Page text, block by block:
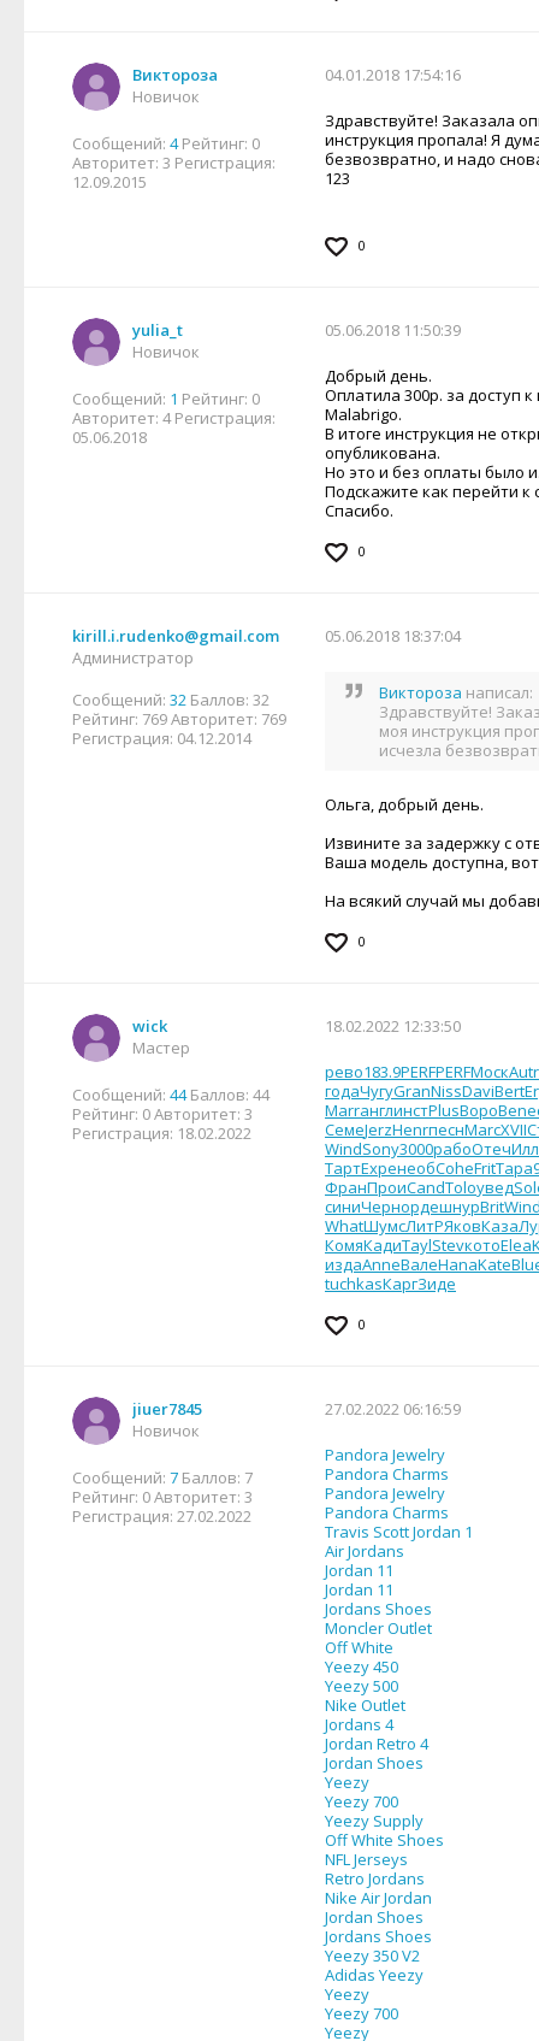
Виктороза
Новичок
Сообщений: 4 Рейтинг: 0
Авторитет: 3 Регистрация:
12.09.2015
04.01.2018 17:54:16
Здравствуйте! Заказала
инструкция пропала! Я
безвозвратно, и надо
123
0
yulia_t
Новичок
Сообщений: 1 Рейтинг: 0
Авторитет: 4Регистрация:
05.06.2018
05.06.2018 11:50:39
Добрый день.
Оплатила 300р. за доступ
Malabrigo.
В итоге инструкция не
опубликована.
Но это и без оплаты было
Подскажите как перейти к
Спасибо.
0
kirill.i.rudenko@gmail.com
Администратор
Сообщений: 32 Баллов: 32
Рейтинг: 769Авторитет: 769
Регистрация: 04.12.2014
05.06.2018 18:37:04
Виктороза написал:
Здравствуйте!
моя инструкция
исчезла
Ольга, добрый день.
Извините за задержку с
Ваша модель доступна,
На всякий случай мы
0
wick
Мастер
Сообщений: 44 Баллов: 44
Рейтинг: 0Авторитет: 3
Регистрация: 18.02.2022
18.02.2022 12:33:50
рево183.9PERFPERFМоскAutr
годаЧугуGranNissDaviBert
MarrанглинстPlusВороBene
СемеJerzHenrпеснMarcXVII
WindSony3000рабоОтеч
ТартExpeнеобCoheFritТара
ФранПроиCandToloувед
синиЧернордешнурBrit
WhatШумсЛитРЯковКаза
КомяКадиTaylStevкотоElea
издаAnneВалеHanaKate
tuchkasКаргЗиде
0
jiuer7845
Новичок
Сообщений: 7 Баллов: 7
Рейтинг: 0Авторитет: 3
Регистрация: 27.02.2022
27.02.2022 06:16:59
Pandora Jewelry
Pandora Charms
Pandora Jewelry
Pandora Charms
Travis Scott Jordan 1
Air Jordans
Jordan 11
Jordan 11
Jordans Shoes
Moncler Outlet
Off White
Yeezy 450
Yeezy 500
Nike Outlet
Jordans 4
Jordan Retro 4
Jordan Shoes
Yeezy
Yeezy 700
Yeezy Supply
Off White Shoes
NFL Jerseys
Retro Jordans
Nike Air Jordan
Jordan Shoes
Jordans Shoes
Yeezy 350 V2
Adidas Yeezy
Yeezy
Yeezy 700
Yeezy